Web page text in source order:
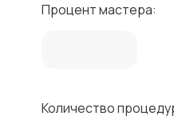
Процент мастера:
Количество